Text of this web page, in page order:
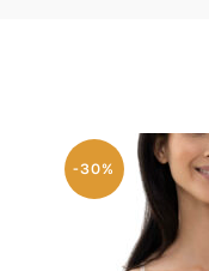
-30%